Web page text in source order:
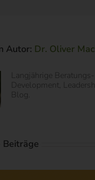
Autor: Dr. Oliver
Langjährige
Development,
Blog.
Beiträge